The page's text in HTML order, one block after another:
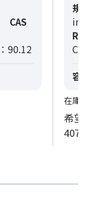
CAS
：90.12
規
RN
容
在庫
希望